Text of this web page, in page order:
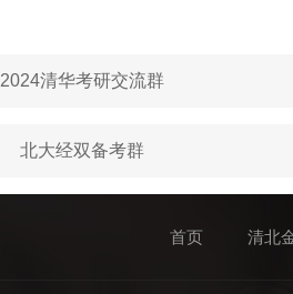
2024清华考研交流群
北大经双备考群
首页 清北